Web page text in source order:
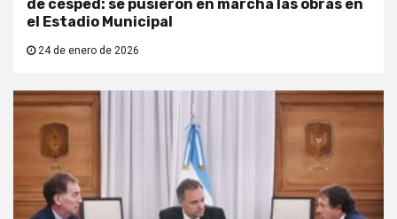
de césped: se pusieron en marcha las obras en
el Estadio Municipal
24 de enero de 2026